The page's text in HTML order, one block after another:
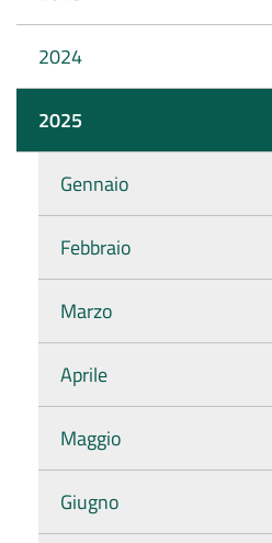
2024
2025
Gennaio
Febbraio
Marzo
Aprile
Maggio
Giugno